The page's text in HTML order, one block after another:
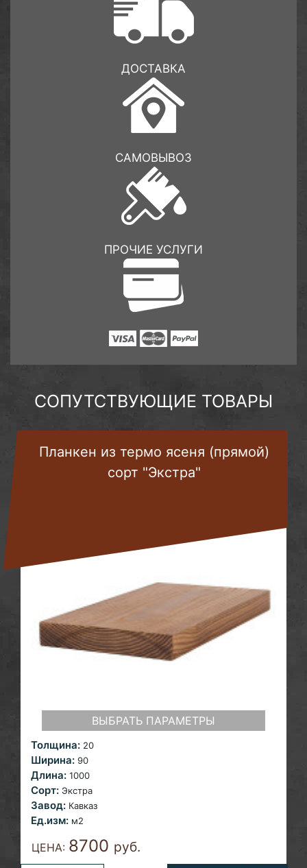
ДОСТАВКА
САМОВЫВОЗ
ПРОЧИЕ УСЛУГИ
СОПУТСТВУЮЩИЕ ТОВАРЫ
Планкен из термо ясеня (прямой)
сорт "Экстра"
ВЫБРАТЬ ПАРАМЕТРЫ
Толщина: 20
Ширина: 90
Длина: 1000
Сорт: Экстра
Завод: Кавказ
Ед.изм: м2
ЦЕНА: 8700 руб.